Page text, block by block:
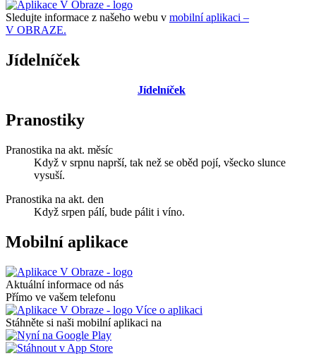
Sledujte informace z našeho webu v mobilní aplikaci –
V OBRAZE.
Jídelníček
Jídelníček
Pranostiky
Pranostika na akt. měsíc
Když v srpnu naprší, tak než se oběd pojí, všecko slunce
vysuší.
Pranostika na akt. den
Když srpen pálí, bude pálit i víno.
Mobilní aplikace
Aktuální informace od nás
Přímo ve vašem telefonu
Více o aplikaci
Stáhněte si naši mobilní aplikaci na